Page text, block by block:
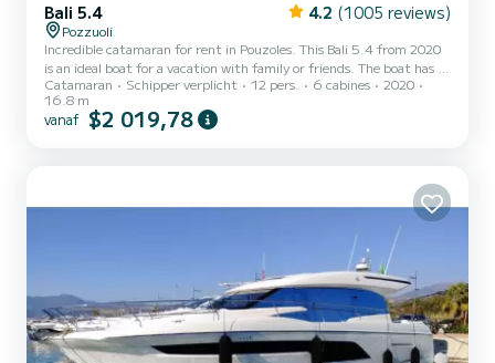
Bali 5.4 4.2 (1005 reviews)
Pozzuoli
Incredible catamaran for rent in Pouzoles. This Bali 5.4 from 2020
is an ideal boat for a vacation with family or friends. The boat has 6
cabins with total comfort and a capacity of 12 passengers. With a
total length of 17 meters and 160 horsepower, it will be your best
friend when spending extraordinary holidays on the waters of
Catamaran Schipper verplicht 12 pers. 6 cabines
2020
16.8 m
vanaf $2 019,78